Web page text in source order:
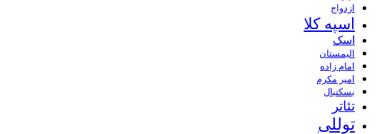
ازدواج
اسپه کلا
اسک
الیمستان
امام زاده
امیر مکرم
بسکتبال
تئاتر
توللی